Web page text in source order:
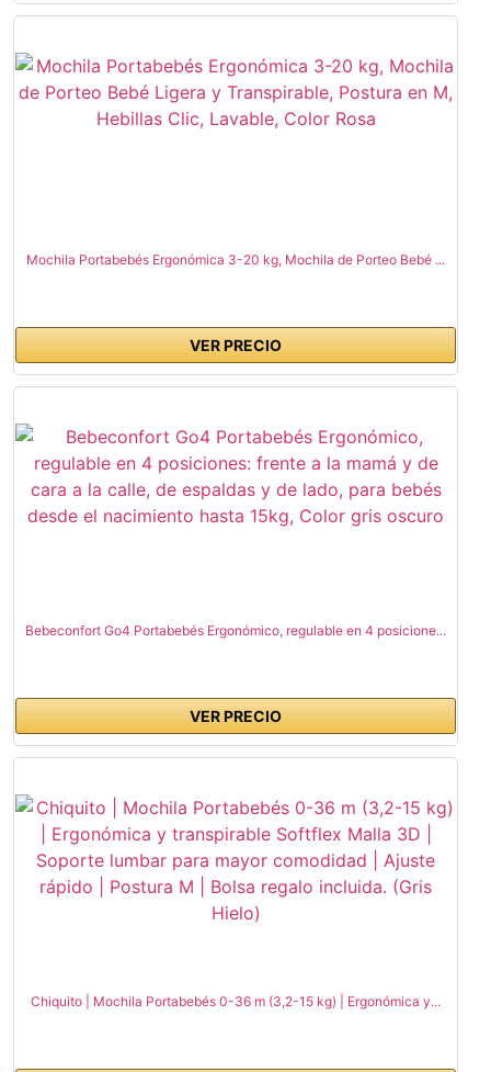
Mochila Portabebés Ergonómica 3-20 kg, Mochila de Porteo Bebé ...
VER PRECIO
Bebeconfort Go4 Portabebés Ergonómico, regulable en 4 posicione...
VER PRECIO
Chiquito | Mochila Portabebés 0-36 m (3,2-15 kg) | Ergonómica y...